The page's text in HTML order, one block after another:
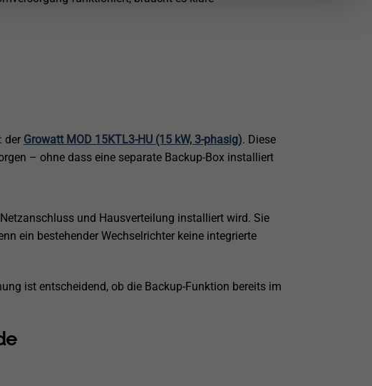
der Growatt MOD 15KTL3-HU (15 kW, 3-phasig). Diese
– ohne dass eine separate Backup-Box installiert
und Hausverteilung installiert wird. Sie
ein bestehender Wechselrichter keine integrierte
ist entscheidend, ob die Backup-Funktion bereits im